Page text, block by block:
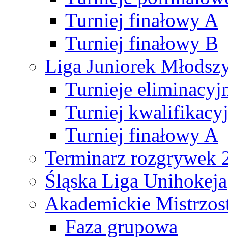
Turniej finałowy A
Turniej finałowy B
Liga Juniorek
Turnieje
Turniej
Turniej finałowy A
Terminarz rozgrywek
Śląska Liga Unihokeja
Akademickie
Faza grupowa